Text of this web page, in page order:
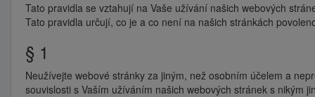
Tato pravidla se vztahují na Vaše užívání našich webových
Tato pravidla určují, co je a co není na našich stránkách
§ 1
Neužívejte webové stránky za jiným, než osobním účelem a
souvislosti s Vaším užíváním našich webových stránek s nikým